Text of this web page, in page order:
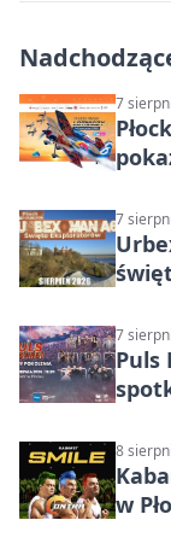
7
7
7
Puls
8
w